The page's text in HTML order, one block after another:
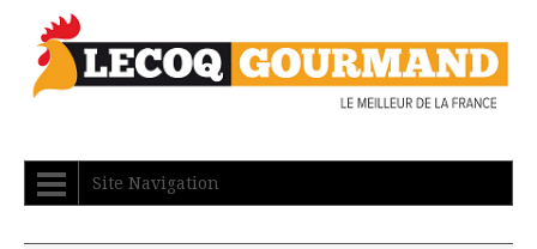
Site Navigation